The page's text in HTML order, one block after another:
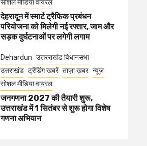
सोशल मीडिया वायरल
देहरादून में स्मार्ट ट्रैफिक प्रबंधन
परियोजना को मिलेगी नई रफ्तार, जाम और
सड़क दुर्घटनाओं पर लगेगी लगाम
Dehardun उत्तरराखंड विधानसभा
उत्तराखंड ट्रेंडिंग खबरें ताज़ा ख़बर न्यूज़
सोशल मीडिया वायरल
जनगणना 2027 की तैयारी शुरू,
उत्तराखंड में 1 सितंबर से शुरू होगा विशेष
गणना अभियान